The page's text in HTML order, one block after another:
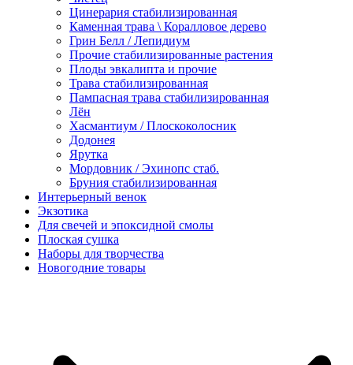
Цинерария стабилизированная
Каменная трава \ Коралловое дерево
Грин Белл / Лепидиум
Прочие стабилизированные растения
Плоды эвкалипта и прочие
Трава стабилизированная
Пампасная трава стабилизированная
Лён
Хасмантиум / Плоскоколосник
Додонея
Ярутка
Мордовник / Эхинопс стаб.
Бруния стабилизированная
Интерьерный венок
Экзотика
Для свечей и эпоксидной смолы
Плоская сушка
Наборы для творчества
Новогодние товары